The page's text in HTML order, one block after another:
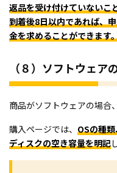
返品を受け付けていないこ
到着後8日以内であれば、
金を求めることができます。
（８）ソフトウェア
商品がソフトウェアの場合
購入ページでは、 OSの種
ディスクの空き容量を明記